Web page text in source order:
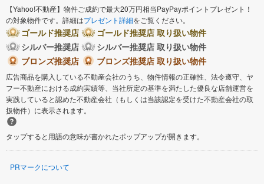
【Yahoo!不動産】物件ご成約で最大20万円相当PayPayポイントプレゼント！
の対象物件です。詳細はプレゼント詳細をご覧ください。
ゴールド推奨店
ゴールド推奨店 取り扱い物件
シルバー推奨店
シルバー推奨店 取り扱い物件
ブロンズ推奨店
ブロンズ推奨店 取り扱い物件
広告商品を購入している不動産会社のうち、物件情報の正確性、法令遵守、ヤ
フー不動産における成約実績等、当社所定の基準を満たした優良な店舗運営を
実践していると認めた不動産会社（もしくは当該認定を受けた不動産会社の取
扱物件）に表示されます。
タップすると用語の意味が書かれたポップアップが開きます。
PRマークについて